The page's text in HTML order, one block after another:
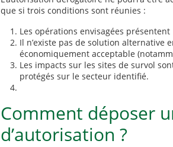
que si trois conditions sont réunies :
Les opérations envisagées
Il n’existe pas de solution alternative
économiquement acceptable
Les impacts sur les sites de survol
protégés sur le secteur identifié.
Comment déposer
d’autorisation ?